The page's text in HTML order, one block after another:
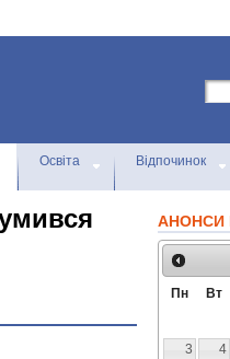
Освіта Відпочинок
АНОНСИ
Пн Вт
3
4